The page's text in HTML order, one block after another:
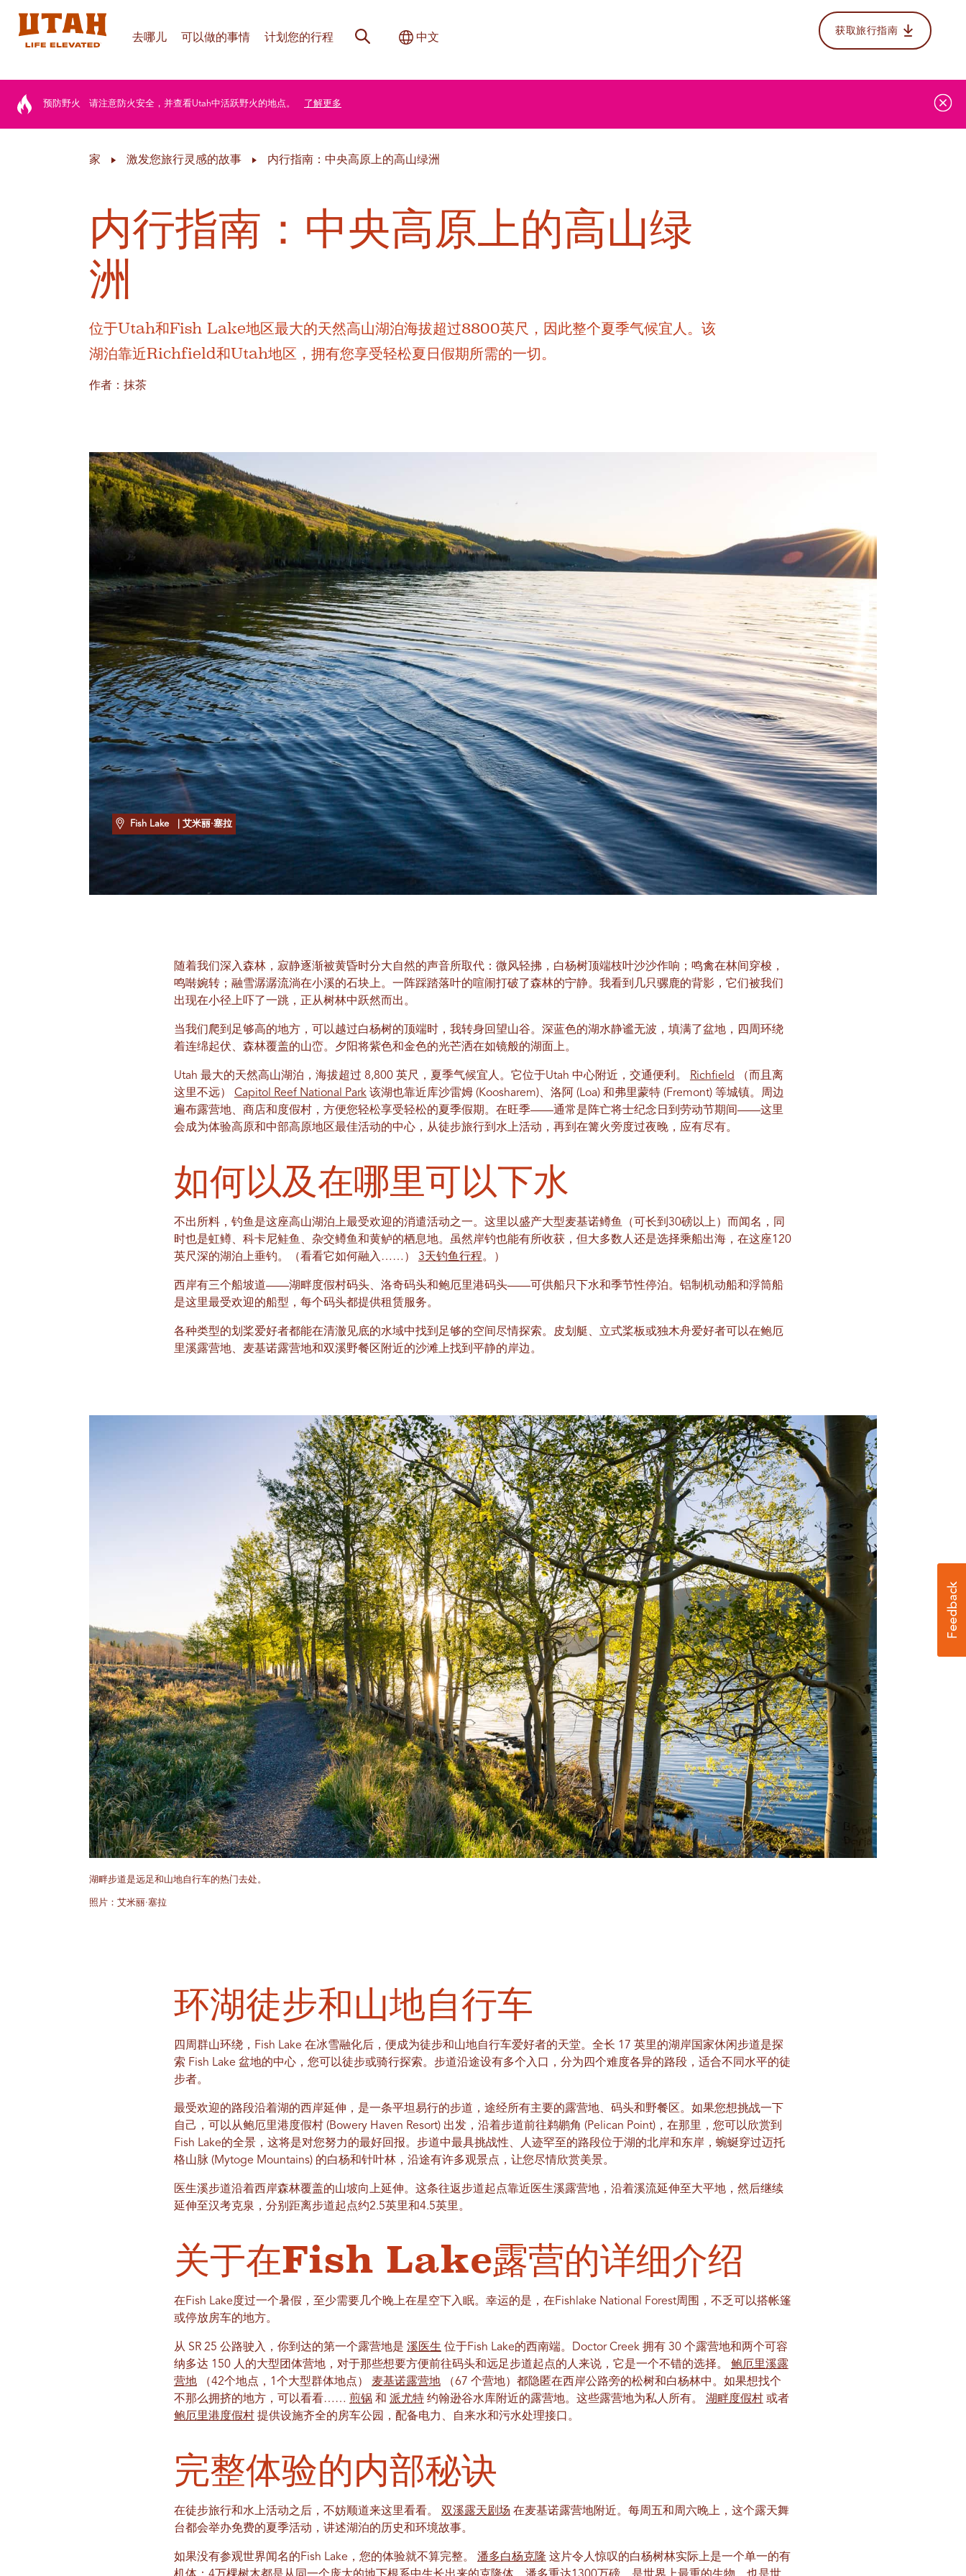
去哪儿 可以做的事情 计划您的行程 网站搜索切换国际
中文 获取旅行指南
预防野火 请注意防火安全，并查看Utah中活跃野火的地点。 了解更多
家 激发您旅行灵感的故事 内行指南：中央高原上的高山绿洲
内行指南：中央高原上的高山绿
洲
位于Utah和Fish Lake地区最大的天然高山湖泊海拔超过8800英尺，因此整个夏季气候宜人。该
湖泊靠近Richfield和Utah地区，拥有您享受轻松夏日假期所需的一切。
作者：抹茶
Fish Lake | 艾米丽·塞拉
随着我们深入森林，寂静逐渐被黄昏时分大自然的声音所取代：微风轻拂，白杨树顶端枝叶沙沙作响；鸣禽在林间穿梭，
鸣啭婉转；融雪潺潺流淌在小溪的石块上。一阵踩踏落叶的喧闹打破了森林的宁静。我看到几只骡鹿的背影，它们被我们
出现在小径上吓了一跳，正从树林中跃然而出。
当我们爬到足够高的地方，可以越过白杨树的顶端时，我转身回望山谷。深蓝色的湖水静谧无波，填满了盆地，四周环绕
着连绵起伏、森林覆盖的山峦。夕阳将紫色和金色的光芒洒在如镜般的湖面上。
Utah 最大的天然高山湖泊，海拔超过 8,800 英尺，夏季气候宜人。它位于Utah 中心附近，交通便利。 Richfield
（而且离
这里不远） Capitol Reef National Park该湖也靠近库沙雷姆 (Koosharem)、洛阿 (Loa) 和弗里蒙特 (Fremont) 等城镇。周边
遍布露营地、商店和度假村，方便您轻松享受轻松的夏季假期。在旺季——通常是阵亡将士纪念日到劳动节期间——这里
会成为体验高原和中部高原地区最佳活动的中心，从徒步旅行到水上活动，再到在篝火旁度过夜晚，应有尽有。
如何以及在哪里可以下水
不出所料，钓鱼是这座高山湖泊上最受欢迎的消遣活动之一​​。这里以盛产大型麦基诺鳟鱼（可长到30磅以上）而闻名，同
时也是虹鳟、科卡尼鲑鱼、杂交鳟鱼和黄鲈的栖息地。虽然岸钓也能有所收获，但大多数人还是选择乘船出海，在这座120
英尺深的湖泊上垂钓。（看看它如何融入……） 3天钓鱼行程。）
西岸有三个船坡道——湖畔度假村码头、洛奇码头和鲍厄里港码头——可供船只下水和季节性停泊。铝制机动船和浮筒船
是这里最受欢迎的船型，每个码头都提供租赁服务。
各种类型的划桨爱好者都能在清澈见底的水域中找到足够的空间尽情探索。皮划艇、立式桨板或独木舟爱好者可以在鲍厄
里溪露营地、麦基诺露营地和双溪野餐区附近的沙滩上找到平静的岸边。
湖畔步道是远足和山地自行车的热门去处。
照片：艾米丽·塞拉
环湖徒步和山地自行车
四周群山环绕，Fish Lake 在冰雪融化后，便成为徒步和山地自行车爱好者的天堂。全长 17 英里的湖岸国家休闲步道是探
索 Fish Lake 盆地的中心，您可以徒步或骑行探索。步道沿途设有多个入口，分为四个难度各异的路段，适合不同水平的徒
步者。
最受欢迎的路段沿着湖的西岸延伸，是一条平坦易行的步道，途经所有主要的露营地、码头和野餐区。如果您想挑战一下
自己，可以从鲍厄里港度假村 (Bowery Haven Resort) 出发，沿着步道前往鹈鹕角 (Pelican Point)，在那里，您可以欣赏到
Fish Lake的全景，这将是对您努力的最好回报。步道中最具挑战性、人迹罕至的路段位于湖的北岸和东岸，蜿蜒穿过迈托
格山脉 (Mytoge Mountains) 的白杨和针叶林，沿途有许多观景点，让您尽情欣赏美景。
医生溪步道沿着西岸森林覆盖的山坡向上延伸。这条往返步道起点靠近医生溪露营地，沿着溪流延伸至大平地，然后继续
延伸至汉考克泉，分别距离步道起点约2.5英里和4.5英里。
关于在Fish Lake露营的详细介绍
在Fish Lake度过一个暑假，至少需要几个晚上在星空下入眠。幸运的是，在Fishlake National Forest周围，不乏可以搭帐篷
或停放房车的地方。
从 SR 25 公路驶入，你到达的第一个露营地是 溪医生位于Fish Lake的西南端。Doctor Creek 拥有 30 个露营地和两个可容
纳多达 150 人的大型团体营地，对于那些想要方便前往码头和远足步道起点的人来说，它是一个不错的选择。 鲍厄里溪露
营地（42个地点，1个大型群体地点） 麦基诺露营地（67 个营地）都隐匿在西岸公路旁的松树和白杨林中。如果想找个
不那么拥挤的地方，可以看看…… 煎锅 和 派尤特约翰逊谷水库附近的露营地。这些露营地为私人所有。 湖畔度假村或者
鲍厄里港度假村提供设施齐全的房车公园，配备电力、自来水和污水处理接口。
完整体验的内部秘诀
在徒步旅行和水上活动之后，不妨顺道来这里看看。 双溪露天剧场 在麦基诺露营地附近。每周五和周六晚上，这个露天舞
台都会举办免费的夏季活动，讲述湖泊的历史和环境故事。
如果没有参观世界闻名的Fish Lake，您的体验就不算完整。 潘多白杨克隆 这片令人惊叹的白杨树林实际上是一个单一的有